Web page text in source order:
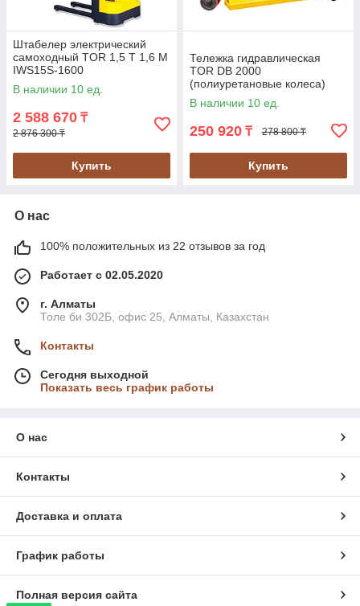
Штабелер электрический
самоходный TOR 1,5 Т 1,6 М
IWS15S-1600
В наличии 10 ед.
2 588 670 ₸
2 876 300 ₸
Купить
Тележка гидравлическая
TOR DB 2000
(полиуретановые колеса)
В наличии 10 ед.
250 920 ₸ 278 800 ₸
Купить
О нас
100% положительных из 22 отзывов за год
Работает с 02.05.2020
г. Алматы
Толе би 302Б, офис 25, Алматы, Казахстан
Контакты
Сегодня выходной
Показать весь график работы
О нас
Контакты
Доставка и оплата
График работы
Полная версия сайта